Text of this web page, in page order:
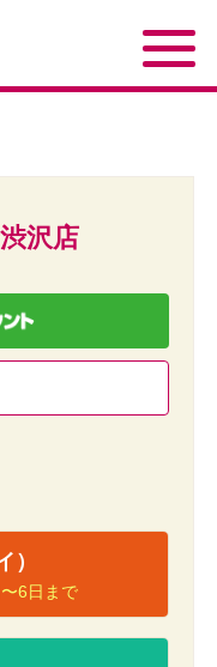
沢店
）
6日まで